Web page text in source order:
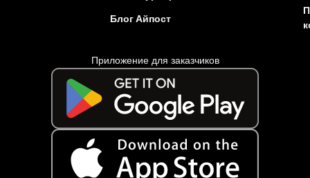
Блог Айпост
Приложение для заказчиков